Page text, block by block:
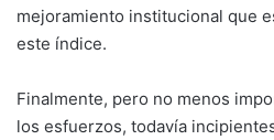
mejoramiento institucional que
este índice.
Finalmente, pero no menos
los esfuerzos, todavía